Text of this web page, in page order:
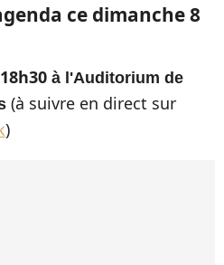
ce dimanche 8
à l'Auditorium de
(à suivre en direct sur
)